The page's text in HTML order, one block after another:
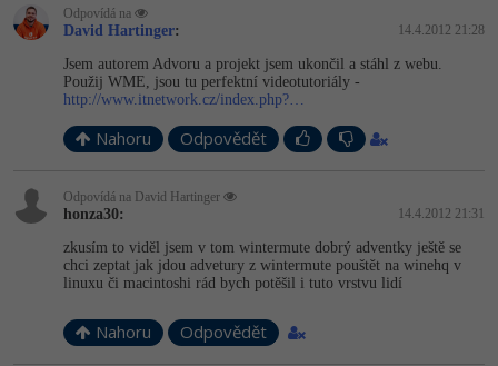
Spring
ASP.NET MVC
Django
Best practices
MySQL/MariaDB
MS-SQL
SQLite
Systémový administrátor
Grafik / UX/UI návrhář
Databázový analytik
Copywriter
WordPress specialista
Kotlin
C -80%
VB.NET
Návrh SW
Algoritmy -41%
Umělá inteligence (AI) -10%
Business
Kryptoměny -25%
Copywriting
Time management
Windows
Adobe After Effects
Blender -80%
Inkscape
Ostatní
Fórum
Odpovídá na
David Hartinger: 14.4.2012 21:28
Jsem autorem Advoru a projekt jsem ukončil a stáhl z webu.
Použij WME, jsou tu perfektní videotutoriály -
http://www.itnetwork.cz/index.php?…
Nahoru Odpovědět
Odpovídá na David Hartinger
honza30: 14.4.2012 21:31
zkusím to viděl jsem v tom wintermute dobrý adventky ještě se
chci zeptat jak jdou advetury z wintermute pouštět na winehq v
linuxu či macintoshi rád bych potěšil i tuto vrstvu lidí
Nahoru Odpovědět